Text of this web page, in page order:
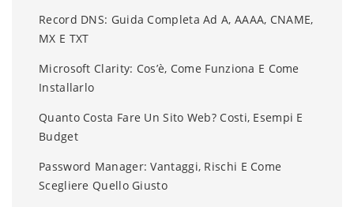
Record DNS: Guida Completa Ad A, AAAA, CNAME,
MX E TXT
Microsoft Clarity: Cos’è, Come Funziona E Come
Installarlo
Quanto Costa Fare Un Sito Web? Costi, Esempi E
Budget
Password Manager: Vantaggi, Rischi E Come
Scegliere Quello Giusto